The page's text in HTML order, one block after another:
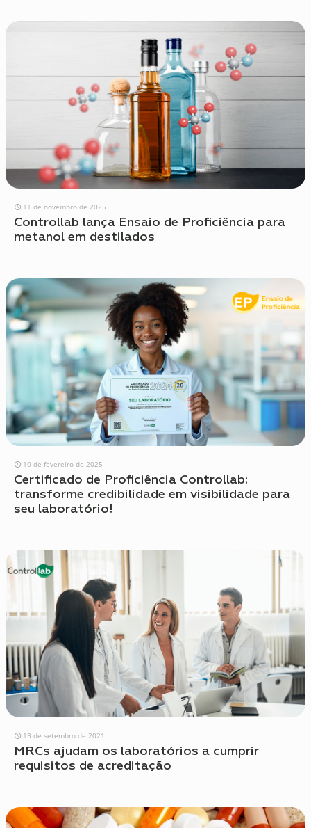
11 de novembro de 2025
Controllab lança Ensaio de Proficiência para
metanol em destilados
10 de fevereiro de 2025
Certificado de Proficiência Controllab:
transforme credibilidade em visibilidade para
seu laboratório!
13 de setembro de 2021
MRCs ajudam os laboratórios a cumprir
requisitos de acreditação